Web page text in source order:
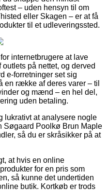
– uden hensyn til om
eller Skagen – er at få
til et udleveringssted.
internetbrugere at lave
på nettet, og derved
e-forretninger set sig
en række af deres varer – til
og mænd – en hel del,
uden betaling.
lukrativt at analysere nogle
Søgaard Poolkø Brun Maple
så du er skråsikker på at
at hvis en online
for en pris som
så kunne det undertiden
butik. Kortkøb er trods